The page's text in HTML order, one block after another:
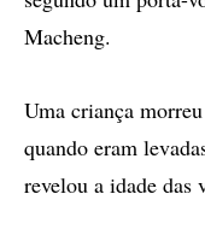
Macheng.
Uma criança
quando eram
revelou a idade das